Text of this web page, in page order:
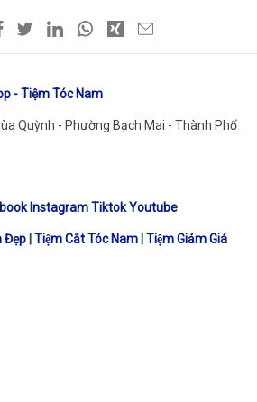
- Tiệm Tóc Nam
Quỳnh - Phường Bạch Mai - Thành Phố
InstagramTiktokYoutube
Đẹp |Tiệm Cắt Tóc Nam |Tiệm Giảm Giá